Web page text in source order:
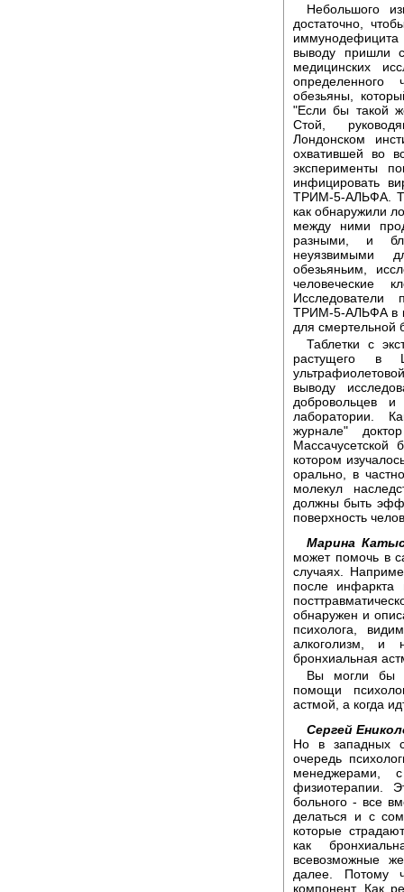
Небольшого
достаточно,
выводу пришли
медицинских
определенного
обезьяны,
"Если бы такой
Стой,
Лондонском
охватившей во
эксперименты
инфицировать
ТРИМ-5-АЛЬФА.
как обнаружили
между ними
разными, и
неуязвимыми
обезьяньим,
человеческие
Исследователи
ТРИМ-5-АЛЬФА в
для смертельной
Таблетки с
растущего в
выводу
добровольцев
лаборатории.
журнале"
Массачусетской
котором
орально, в
молекул
должны быть
поверхность
Марина
может помочь в
случаях.
после инфаркта
обнаружен и
психолога,
алкоголизм, и
бронхиальная
Вы могли бы
помощи
астмой, а когда
Сергей
Но в западных
очередь
менеджерами,
физиотерапии.
больного - все
делаться и с
которые
как
всевозможные
далее. Потому
компонент. Как